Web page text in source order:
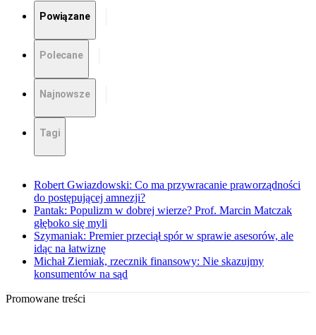
Powiązane
Polecane
Najnowsze
Tagi
Robert Gwiazdowski: Co ma przywracanie praworządności
do postępującej amnezji?
Pantak: Populizm w dobrej wierze? Prof. Marcin Matczak
głęboko się myli
Szymaniak: Premier przeciął spór w sprawie asesorów, ale
idąc na łatwiznę
Michał Ziemiak, rzecznik finansowy: Nie skazujmy
konsumentów na sąd
Promowane treści